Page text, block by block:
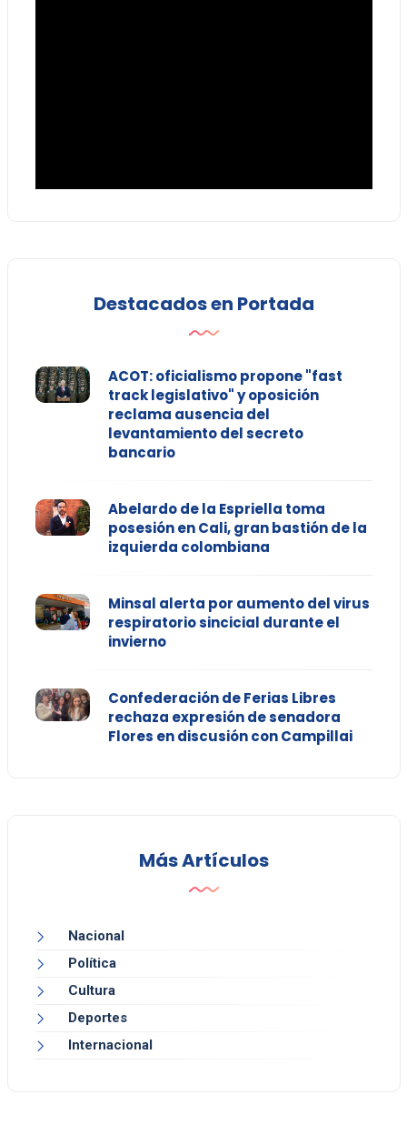
Destacados en Portada
ACOT: oficialismo propone "fast
track legislativo" y oposición
reclama ausencia del
levantamiento del secreto
bancario
Abelardo de la Espriella toma
posesión en Cali, gran bastión de la
izquierda colombiana
Minsal alerta por aumento del virus
respiratorio sincicial durante el
invierno
Confederación de Ferias Libres
rechaza expresión de senadora
Flores en discusión con Campillai
Más Artículos
Nacional
Política
Cultura
Deportes
Internacional